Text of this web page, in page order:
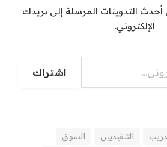
التدوينات المرسلة إلى بريدك
الإلكتروني.
اشتراك
التنفيذيين
السوق